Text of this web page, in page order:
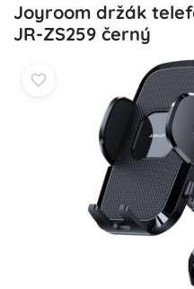
Joyroom držák
JR-ZS259 černý